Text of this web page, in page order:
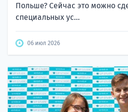
Польше? Сейчас это можно
специальных ус...
06 июл 2026